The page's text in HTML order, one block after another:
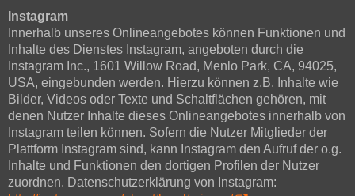
Instagram
Innerhalb unseres Onlineangebotes können Funktionen und
Inhalte des Dienstes Instagram, angeboten durch die
Instagram Inc., 1601 Willow Road, Menlo Park, CA, 94025,
USA, eingebunden werden. Hierzu können z.B. Inhalte wie
Bilder, Videos oder Texte und Schaltflächen gehören, mit
denen Nutzer Inhalte dieses Onlineangebotes innerhalb von
Instagram teilen können. Sofern die Nutzer Mitglieder der
Plattform Instagram sind, kann Instagram den Aufruf der o.g.
Inhalte und Funktionen den dortigen Profilen der Nutzer
zuordnen. Datenschutzerklärung von Instagram: